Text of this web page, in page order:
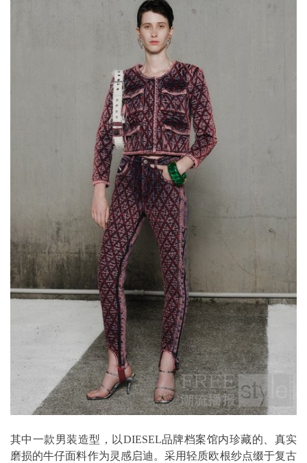
其中一款男装造型，以DIESEL品牌档案馆内珍藏的、真实
磨损的牛仔面料作为灵感启迪。采用轻质欧根纱点缀于复古